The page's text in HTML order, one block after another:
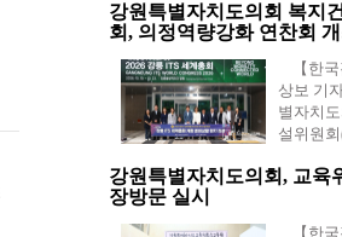
강원특별자치도의회 복지
회, 의정역량강화 연찬회 개
【한국
상보 기
별자치
설위원
강원특별자치도의회, 교육
장방문 실시
【한국